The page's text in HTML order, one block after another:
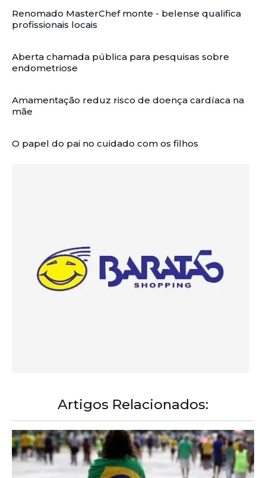
Renomado MasterChef monte - belense qualifica
profissionais locais
Aberta chamada pública para pesquisas sobre
endometriose
Amamentação reduz risco de doença cardíaca na
mãe
O papel do pai no cuidado com os filhos
Artigos Relacionados:
A Democracia Contemporânea